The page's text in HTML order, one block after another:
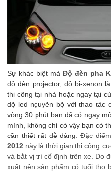
Sự khác biệt màĐộ đèn pha
độ đèn projector, độ bi-xenon
thi công tại nhà hoặc ngay tại
độ led nguyên bộ với thao tác
vòng 30 phút bạn đã có ngay
mình, không chỉ có vậy bạn có
cần thiết rất dễ dàng.Đặc
2012 này là thời gian thi công
và bắt vị trí cố định trên xe. Do
xuất nên sản phẩm có tuổi thọ